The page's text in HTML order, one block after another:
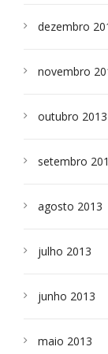
dezembro
novembro
outubro 2013
setembro
agosto 2013
julho 2013
junho 2013
maio 2013